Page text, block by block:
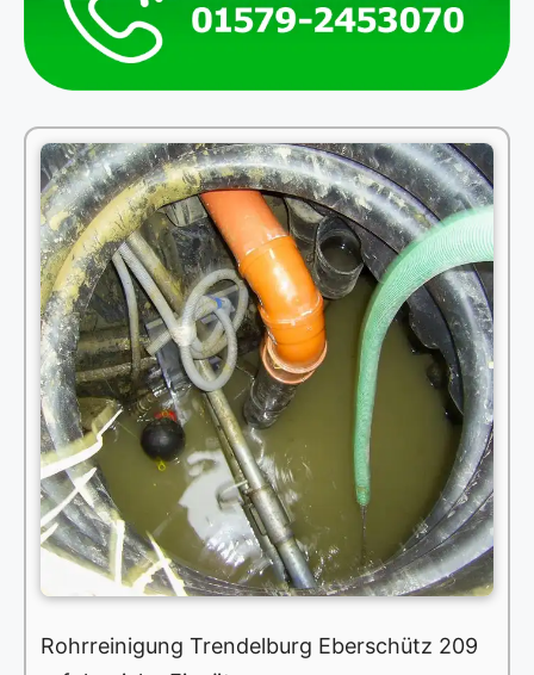
Rohrreinigung Trendelburg Eberschütz 209